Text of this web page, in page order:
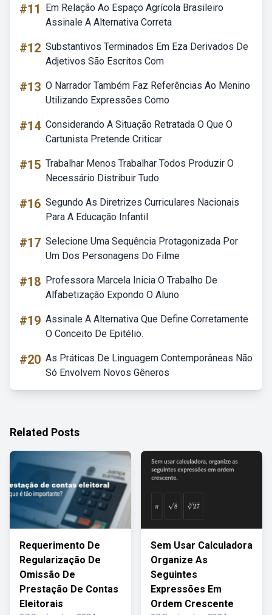
#11
Em Relação Ao Espaço Agrícola Brasileiro
Assinale A Alternativa Correta
#12 Substantivos Terminados Em Eza Derivados De
Adjetivos São Escritos Com
#13 O Narrador Também Faz Referências Ao Menino
Utilizando Expressões Como
#14 Considerando A Situação Retratada O Que O
Cartunista Pretende Criticar
#15 Trabalhar Menos Trabalhar Todos Produzir O
Necessário Distribuir Tudo
#16 Segundo As Diretrizes Curriculares Nacionais
Para A Educação Infantil
#17 Selecione Uma Sequência Protagonizada Por
Um Dos Personagens Do Filme
#18 Professora Marcela Inicia O Trabalho De
Alfabetização Expondo O Aluno
#19 Assinale A Alternativa Que Define Corretamente
O Conceito De Epitélio.
#20 As Práticas De Linguagem Contemporâneas Não
Só Envolvem Novos Gêneros
Related Posts
Requerimento De
Regularização De
Omissão De
Prestação De Contas
Eleitorais
Sem Usar Calculadora
Organize As
Seguintes
Expressões Em
Ordem Crescente